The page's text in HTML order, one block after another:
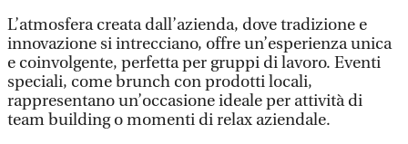
L’atmosfera creata dall’azienda, dove tradizione e
innovazione si intrecciano, offre un’esperienza unica
e coinvolgente, perfetta per gruppi di lavoro. Eventi
speciali, come brunch con prodotti locali,
rappresentano un’occasione ideale per attività di
team building o momenti di relax aziendale.